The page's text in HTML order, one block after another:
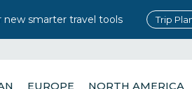
new smarter travel tools Trip
EUROPE NORTH AMERICA